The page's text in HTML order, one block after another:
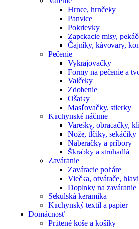
Hrnce, hrnčeky
Panvice
Pokrievky
Zapekacie misy,
Čajníky, kávovary,
Pečenie
Vykrajovačky
Formy na pečenie a
Valčeky
Zdobenie
Ošatky
Masľovačky, stierky
Kuchynské náčinie
Varešky, obracačky,
Nože, tĺčiky, sekáčiky
Naberačky a príbory
Škrabky a strúhadlá
Zaváranie
Zaváracie poháre
Viečka, otvárače,
Doplnky na zaváranie
Sekulská keramika
Kuchynský textil a papier
Domácnosť
Prútené koše a košíky